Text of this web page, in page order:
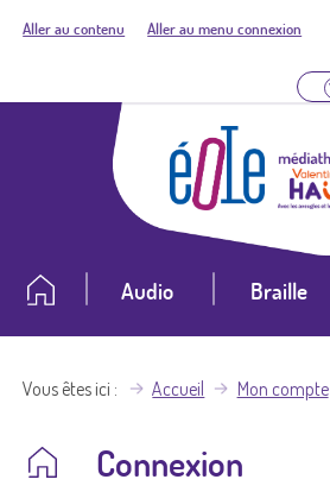
Aller au contenu Aller au menu connexion
Audio Braille
Vous êtes ici Accueil Mon compte
Connexion